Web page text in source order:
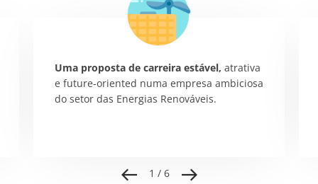
Uma proposta de carreira estável, atrativa
e future-oriented numa empresa ambiciosa
do setor das Energias Renováveis.
1 / 6